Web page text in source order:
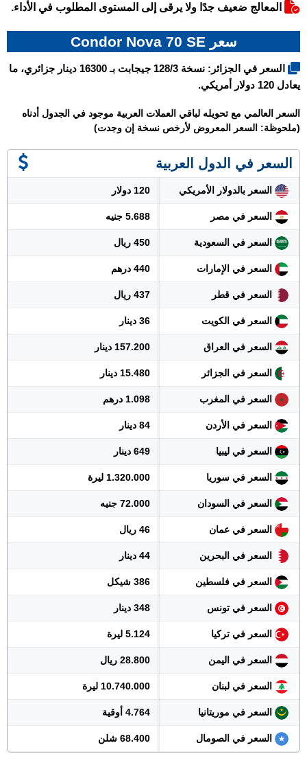
المعالج ضعيف جدًا ولا يرقى إلى المستوى المطلوب في الأداء.
سعر Condor Nova 70 SE
السعر في الجزائر: نسخة 128/3 جيجابت بـ 16300 دينار جزائري، ما
يعادل 120 دولار أمريكي.
السعر العالمي مع تحويله لباقي العملات العربية موجود في الجدول أدناه
(ملحوظة: السعر المعروض لأرخص نسخة إن وجدت)
السعر في الدول العربية
السعر بالدولار الأمريكي 120 دولار
السعر في مصر 5.688 جنيه
السعر في السعودية 450 ريال
السعر في الإمارات 440 درهم
السعر في قطر 437 ريال
السعر في الكويت 36 دينار
السعر في العراق 157.200 دينار
السعر في الجزائر 15.480 دينار
السعر في المغرب 1.098 درهم
السعر في الأردن 84 دينار
السعر في ليبيا 649 دينار
السعر في سوريا 1.320.000 ليرة
السعر في السودان 72.000 جنيه
السعر في عمان 46 ريال
السعر في البحرين 44 دينار
السعر في فلسطين 386 شيكل
السعر في تونس 348 دينار
السعر في تركيا 5.124 ليرة
السعر في اليمن 28.800 ريال
السعر في لبنان 10.740.000 ليرة
السعر في موريتانيا 4.764 أوقية
السعر في الصومال 68.400 شلن